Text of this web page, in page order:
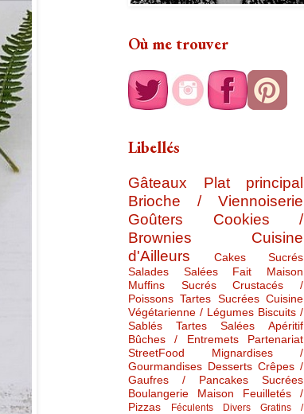
Où me trouver
Libellés
Gâteaux
Plat principal
Brioche / Viennoiserie
Goûters
Cookies /
Brownies
Cuisine
d'Ailleurs
Cakes Sucrés
Salades Salées
Fait Maison
Muffins Sucrés
Crustacés /
Poissons Tartes Sucrées Cuisine
Végétarienne / Légumes Biscuits /
Sablés
Tartes Salées
Apéritif
Bûches / Entremets
Partenariat
StreetFood
Mignardises /
Gourmandises Desserts Crêpes /
Gaufres / Pancakes Sucrées
Boulangerie Maison
Feuilletés /
Pizzas
Féculents Divers
Gratins /